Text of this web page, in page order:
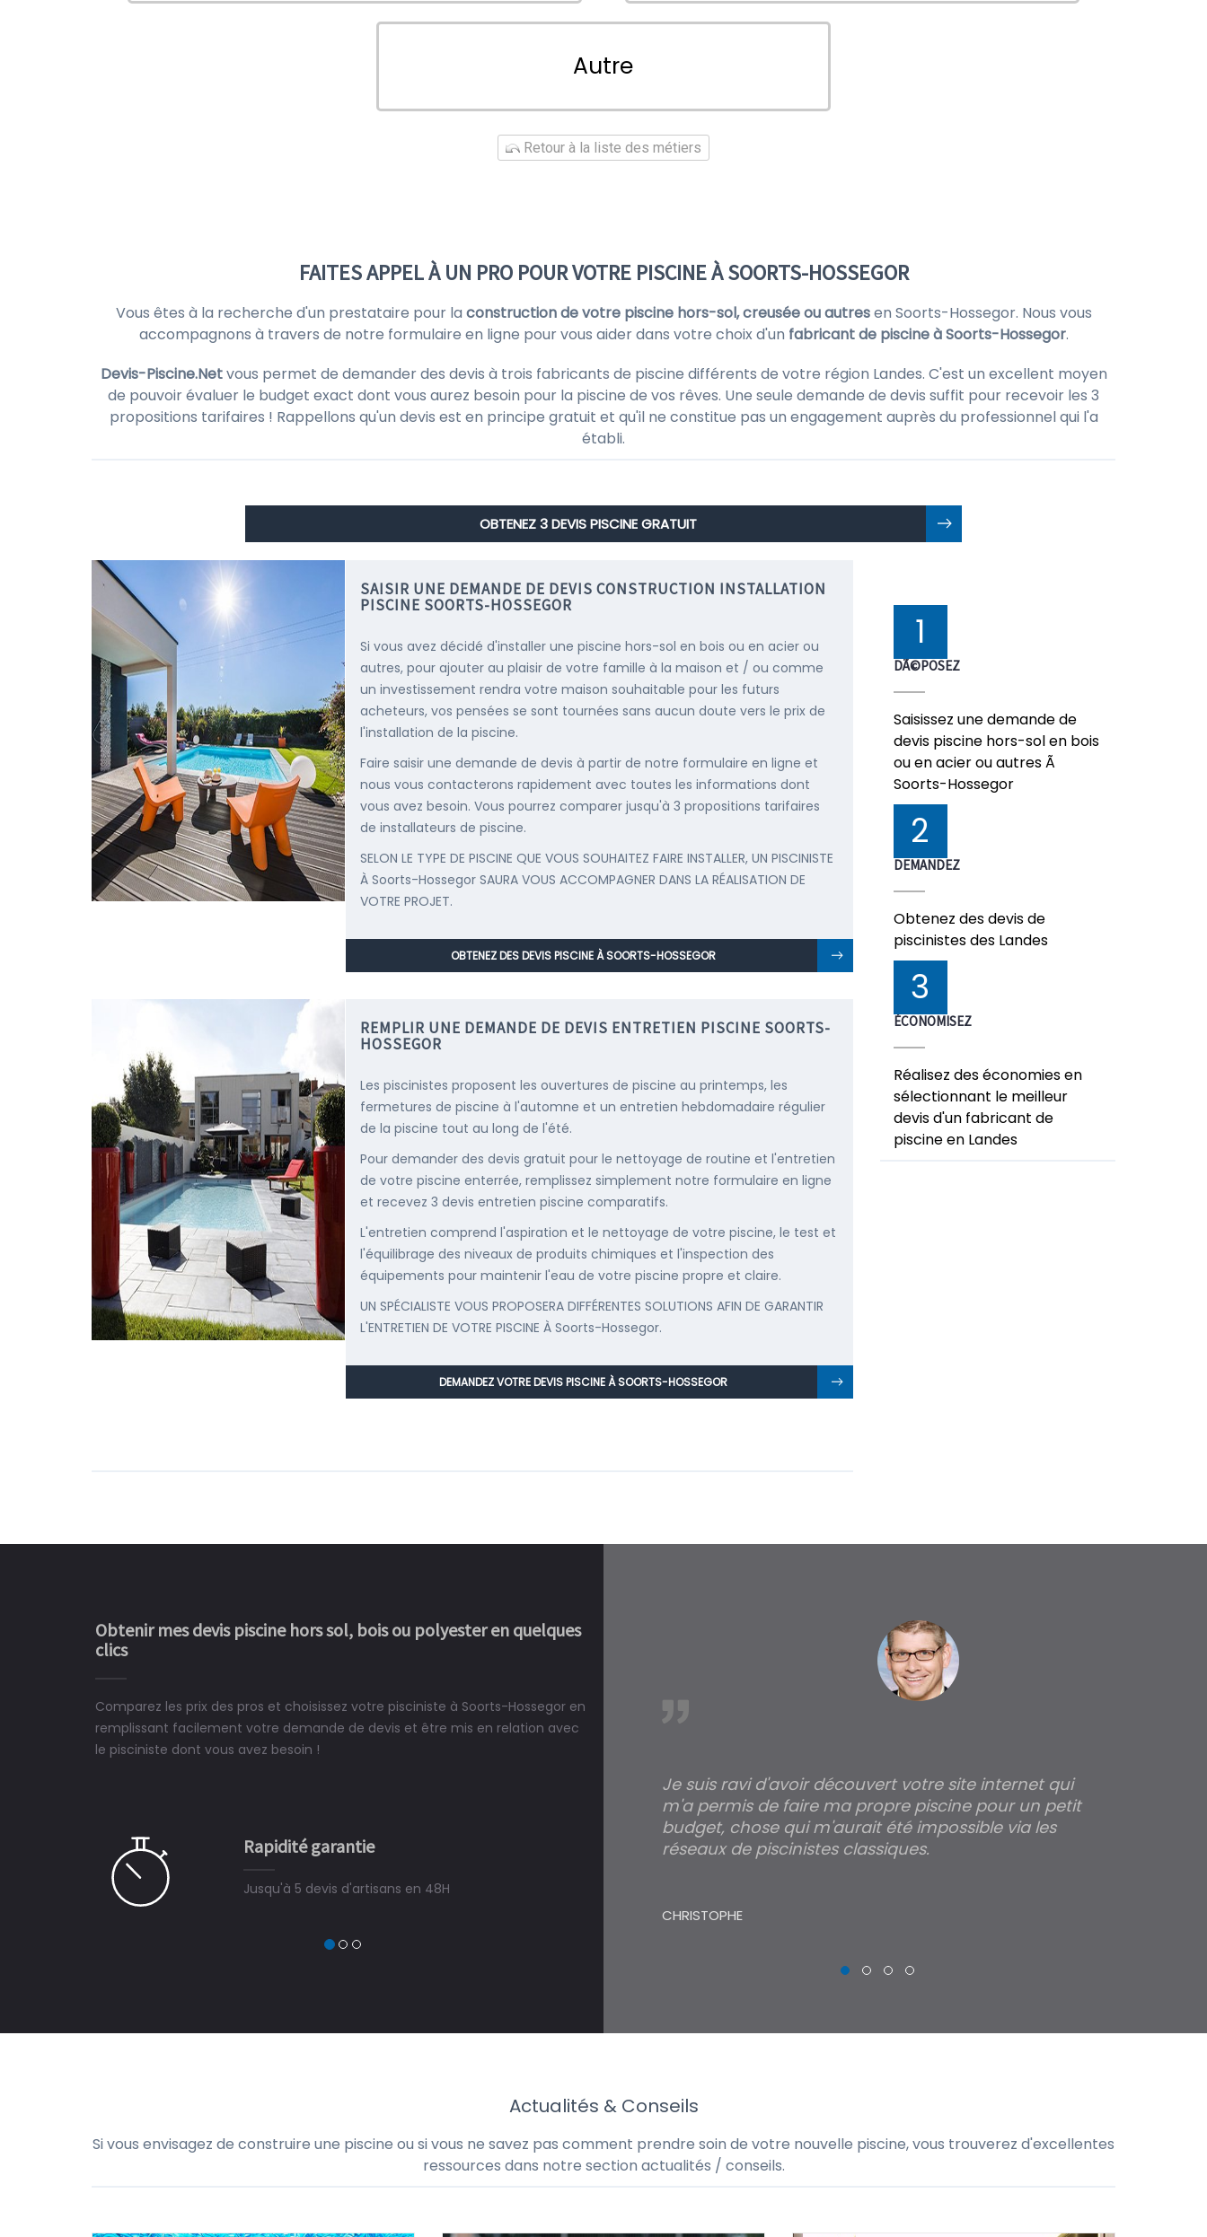
Autre
Retour à la liste des métiers
FAITES APPEL À UN PRO POUR VOTRE PISCINE À SOORTS-HOSSEGOR
Vous êtes à la recherche d'un prestataire pour la construction de votre piscine hors-sol, creusée ou autresen Soorts-Hossegor. Nous vous
accompagnons à travers de notre formulaire en ligne pour vous aider dans votre choix d'un fabricant de piscine à Soorts-Hossegor.
Devis-Piscine.Netvous permet de demander des devis à trois fabricants de piscine différents de votre région Landes. C'est un excellent moyen
de pouvoir évaluer le budget exact dont vous aurez besoin pour la piscine de vos rêves. Une seule demande de devis suffit pour recevoir les 3
propositions tarifaires ! Rappellons qu'un devis est en principe gratuit et qu'il ne constitue pas un engagement auprès du professionnel qui l'a
établi.
OBTENEZ 3 DEVIS PISCINE GRATUIT
SAISIR UNE DEMANDE DE DEVIS CONSTRUCTION INSTALLATION
PISCINE SOORTS-HOSSEGOR
Si vous avez décidé d'installer une piscine hors-sol en bois ou en acier ou
autres, pour ajouter au plaisir de votre famille à la maison et / ou comme
un investissement rendra votre maison souhaitable pour les futurs
acheteurs, vos pensées se sont tournées sans aucun doute vers le prix de
l'installation de la piscine.
Faire saisir une demande de devis à partir de notre formulaire en ligne et
nous vous contacterons rapidement avec toutes les informations dont
vous avez besoin. Vous pourrez comparer jusqu'à 3 propositions tarifaires
de installateurs de piscine.
SELON LE TYPE DE PISCINE QUE VOUS SOUHAITEZ FAIRE INSTALLER, UN PISCINISTE
À Soorts-Hossegor SAURA VOUS ACCOMPAGNER DANS LA RÉALISATION DE
VOTRE PROJET.
OBTENEZ DES DEVIS PISCINE À SOORTS-HOSSEGOR
REMPLIR UNE DEMANDE DE DEVIS ENTRETIEN PISCINE SOORTS-
HOSSEGOR
Les piscinistes proposent les ouvertures de piscine au printemps, les
fermetures de piscine à l'automne et un entretien hebdomadaire régulier
de la piscine tout au long de l'été.
Pour demander des devis gratuit pour le nettoyage de routine et l'entretien
de votre piscine enterrée, remplissez simplement notre formulaire en ligne
et recevez 3 devis entretien piscine comparatifs.
L'entretien comprend l'aspiration et le nettoyage de votre piscine, le test et
l'équilibrage des niveaux de produits chimiques et l'inspection des
équipements pour maintenir l'eau de votre piscine propre et claire.
UN SPÉCIALISTE VOUS PROPOSERA DIFFÉRENTES SOLUTIONS AFIN DE GARANTIR
L'ENTRETIEN DE VOTRE PISCINE À Soorts-Hossegor.
DEMANDEZ VOTRE DEVIS PISCINE À SOORTS-HOSSEGOR
1
DÃ©POSEZ
Saisissez une demande de
devis piscine hors-sol en bois
ou en acier ou autres Ã
Soorts-Hossegor
2
DEMANDEZ
Obtenez des devis de
piscinistes des Landes
3
ÉCONOMISEZ
Réalisez des économies en
sélectionnant le meilleur
devis d'un fabricant de
piscine en Landes
Obtenir mes devis piscine hors sol, bois ou polyester en quelques
clics
Comparez les prix des pros et choisissez votre pisciniste à Soorts-Hossegor en
remplissant facilement votre demande de devis et être mis en relation avec
le pisciniste dont vous avez besoin !
Rapidité garantie
Jusqu'à 5 devis d'artisans en 48H
ne peut plus s'en passer.
Le rêve devient enfin réalité, une piscine est bien
construit chez moi.
Je suis ravi d'avoir découvert votre site internet qui
m'a permis de faire ma propre piscine pour un petit
budget, chose qui m'aurait été impossible via les
réseaux de piscinistes classiques.
CHRISTOPHE
Actualités & Conseils
Si vous envisagez de construire une piscine ou si vous ne savez pas comment prendre soin de votre nouvelle piscine, vous trouverez d'excellentes
ressources dans notre section actualités / conseils.